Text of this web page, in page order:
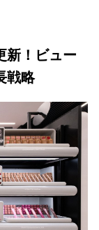
新！ビュー
戦略